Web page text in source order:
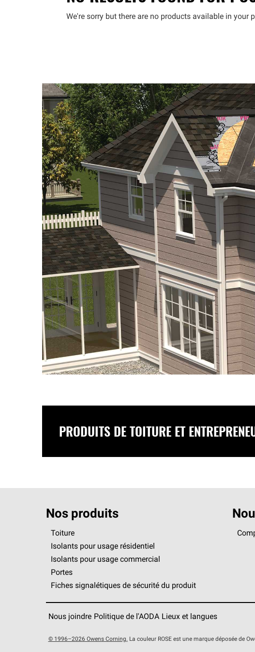
We're sorry but there are no products available in your
PRODUITS DE TOITURE ET
Nos produits
Toiture
Isolants pour usage résidentiel
Isolants pour usage commercial
Portes
Fiches signalétiques de sécurité du produit
Nous joindre Politique de l'AODA Lieux et langues
© 1996–2026 Owens Corning. La couleur ROSE est une marque déposée de